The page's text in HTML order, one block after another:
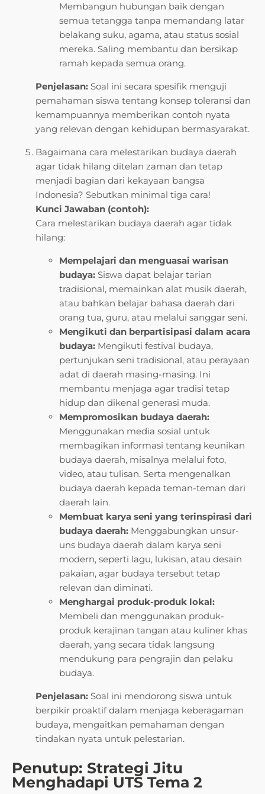
Membangun hubungan baik dengan
semua tetangga tanpa memandang latar
belakang suku, agama, atau status sosial
mereka. Saling membantu dan bersikap
ramah kepada semua orang.
Penjelasan: Soal ini secara spesifik menguji
pemahaman siswa tentang konsep toleransi dan
kemampuannya memberikan contoh nyata
yang relevan dengan kehidupan bermasyarakat.
Bagaimana cara melestarikan budaya daerah
agar tidak hilang ditelan zaman dan tetap
menjadi bagian dari kekayaan bangsa
Indonesia? Sebutkan minimal tiga cara!
Kunci Jawaban (contoh):
Cara melestarikan budaya daerah agar tidak
hilang:
Mempelajari dan menguasai warisan
budaya: Siswa dapat belajar tarian
tradisional, memainkan alat musik daerah,
atau bahkan belajar bahasa daerah dari
orang tua, guru, atau melalui sanggar seni.
Mengikuti dan berpartisipasi dalam acara
budaya: Mengikuti festival budaya,
pertunjukan seni tradisional, atau perayaan
adat di daerah masing-masing. Ini
membantu menjaga agar tradisi tetap
hidup dan dikenal generasi muda.
Mempromosikan budaya daerah:
Menggunakan media sosial untuk
membagikan informasi tentang keunikan
budaya daerah, misalnya melalui foto,
video, atau tulisan. Serta mengenalkan
budaya daerah kepada teman-teman dari
daerah lain.
Membuat karya seni yang terinspirasi dari
budaya daerah: Menggabungkan unsur-
uns budaya daerah dalam karya seni
modern, seperti lagu, lukisan, atau desain
pakaian, agar budaya tersebut tetap
relevan dan diminati.
Menghargai produk-produk lokal:
Membeli dan menggunakan produk-
produk kerajinan tangan atau kuliner khas
daerah, yang secara tidak langsung
mendukung para pengrajin dan pelaku
budaya.
Penjelasan: Soal ini mendorong siswa untuk
berpikir proaktif dalam menjaga keberagaman
budaya, mengaitkan pemahaman dengan
tindakan nyata untuk pelestarian.
Penutup: Strategi Jitu
Menghadapi UTS Tema 2